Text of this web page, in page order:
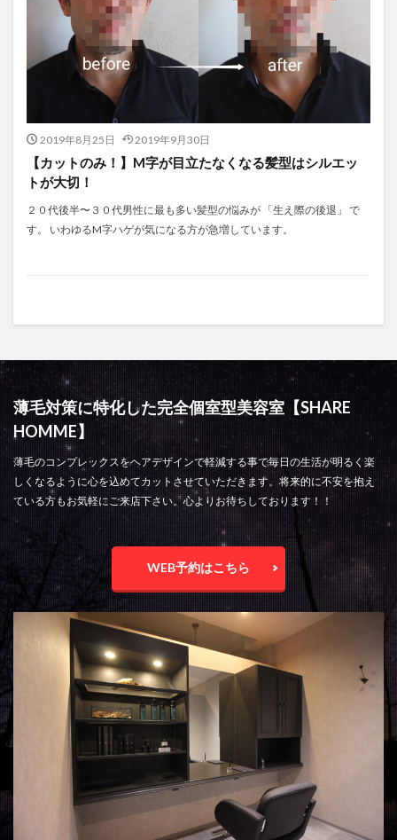
2019年8月25日 2019年9月30日
【カットのみ！】M字が目立たなくなる髪型はシルエッ
トが大切！
２０代後半〜３０代男性に最も多い髪型の悩みが 「生え際の後退」 で
す。 いわゆるM字ハゲが気になる方が急増しています。
薄毛対策に特化した完全個室型美容室【SHARE
HOMME】
薄毛のコンプレックスをヘアデザインで軽減する事で毎日の生活が明るく楽
しくなるように心を込めてカットさせていただきます。将来的に不安を抱え
ている方もお気軽にご来店下さい。心よりお待ちしております！！
WEB予約はこちら